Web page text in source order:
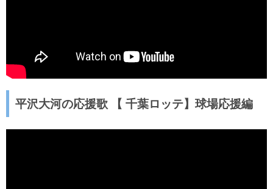
平沢大河の応援歌 【 千葉ロッテ】球場応援編